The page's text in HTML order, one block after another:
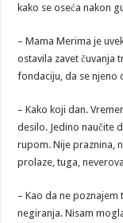
kako se oseća nakon
– Mama Merima je
ostavila zavet čuvanja
fondaciju, da se njeno
– Kako koji dan.
desilo. Jedino naučite
rupom. Nije praznina,
prolaze, tuga,
– Kao da ne poznajem
negiranja. Nisam